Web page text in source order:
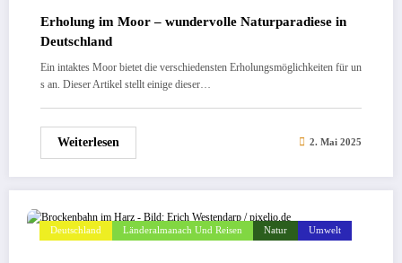
Erholung im Moor – wundervolle Naturparadiese in
Deutschland
Ein intaktes Moor bietet die verschiedensten Erholungsmöglichkeiten für un
s an. Dieser Artikel stellt einige dieser…
Weiterlesen 2. Mai 2025
Deutschland Länderalmanach Und Reisen Natur Umwelt